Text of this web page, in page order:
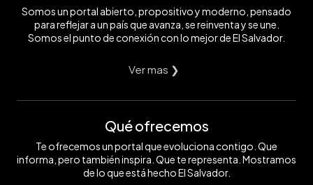
Somos un portal abierto, propositivo y moderno, pensado
para reflejar a un país que avanza, se reinventa y se une.
Somos el punto de conexión con lo mejor de El Salvador.
Ver mas ❯
Qué ofrecemos
Te ofrecemos un portal que evoluciona contigo. Que
informa, pero también inspira. Que te representa. Mostramos
de lo que está hecho El Salvador.